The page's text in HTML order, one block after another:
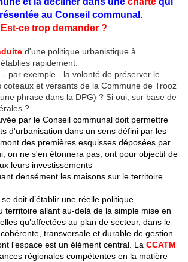
au Conseil communal.
Est-ce trop demander ?
d'une politique urbanistique à
rapidement.
- par exemple - la volonté de préserver le
coteaux et versants de la Commune de Trooz
phrase dans la DPG) ? Si oui, sur base de
?
par le Conseil communal doit permettre
d'urbanisation dans un sens défini par les
des premières esquisses déposées par
on ne s'en étonnera pas, ont pour objectif de
leurs investissements
densément les maisons sur le territoire...
doit d’établir une réelle politique
territoire allant au-delà de la simple mise en
qu’affectées au plan de secteur, dans le
transversale et durable de gestion
l'espace est un élément central. La CCATM
régionales compétentes en la matière